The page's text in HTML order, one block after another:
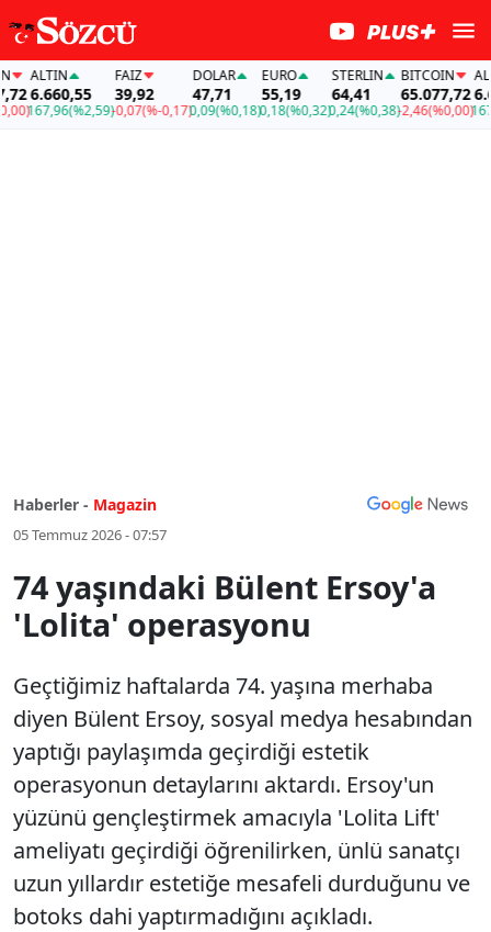
ALTIN
6.660,55
167,96(%2,59)
FAİZ
39,92
-0,07(%-0,17)
DOLAR
47,71
0,09(%0,18)
EURO
55,19
0,18(%0,32)
STERLIN
64,41
0,24(%0,38)
BITCOIN
65.077,72
-2,46(%0,00)
ALTIN
Haberler - Magazin
05 Temmuz 2026 - 07:57
74 yaşındaki Bülent Ersoy'a
'Lolita' operasyonu
Geçtiğimiz haftalarda 74. yaşına merhaba
diyen Bülent Ersoy, sosyal medya hesabından
yaptığı paylaşımda geçirdiği estetik
operasyonun detaylarını aktardı. Ersoy'un
yüzünü gençleştirmek amacıyla 'Lolita Lift'
ameliyatı geçirdiği öğrenilirken, ünlü sanatçı
uzun yıllardır estetiğe mesafeli durduğunu ve
botoks dahi yaptırmadığını açıkladı.